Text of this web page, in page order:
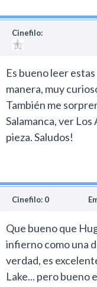
Cinefilo:
Es bueno leer
manera, muy
También me
Salamanca, ver
pieza. Saludos!
Cinefilo: 0
Que bueno que
infierno como una
verdad, es
Lake... pero bueno